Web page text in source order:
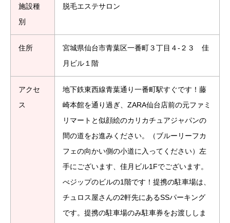
施設種
別
脱毛エステサロン
住所
宮城県仙台市青葉区一番町３丁目４-２３ 佳
月ビル１階
アクセ
ス
地下鉄東西線青葉通り一番町駅すぐです！藤
崎本館を通り過ぎ、ZARA仙台店前の元ファミ
リマートと似顔絵のカリカチュアジャパンの
間の道をお進みください。（ブルーリーフカ
フェの向かい側の小道に入ってください）左
手にございます、佳月ビル1Fでございます。
べジップのビルの1階です！提携の駐車場は、
チュロス屋さんの2軒先にあるSSパーキング
です。提携の駐車場のみ駐車券をお渡ししま